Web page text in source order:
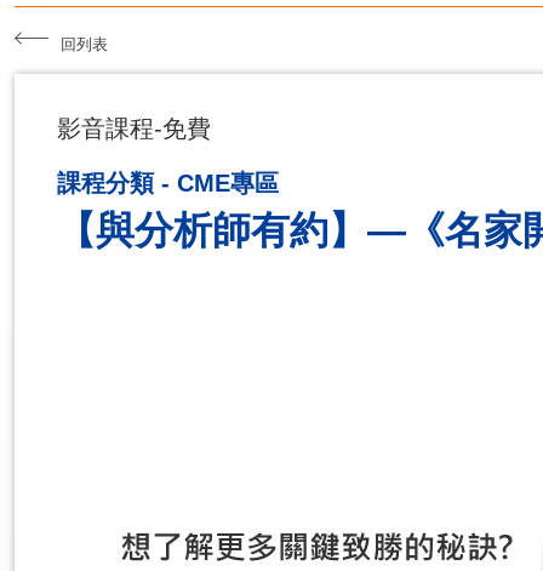
回列表
影音課程-免費
課程分類 - CME專區
【與分析師有約】—《名家